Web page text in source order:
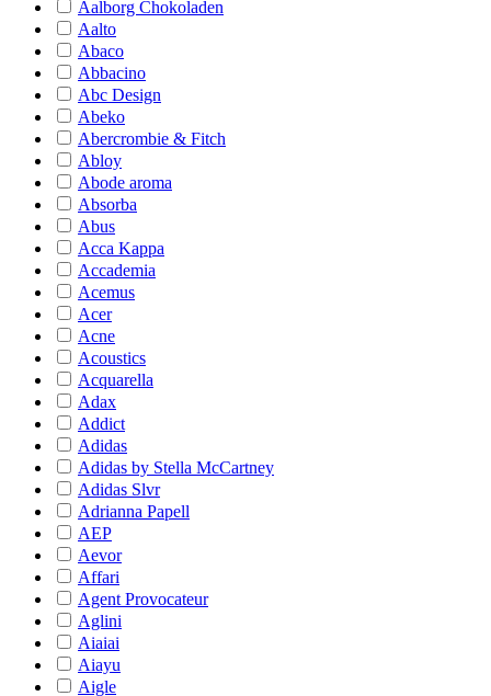
Aalborg Chokoladen
Aalto
Abaco
Abbacino
Abc Design
Abeko
Abercrombie & Fitch
Abloy
Abode aroma
Absorba
Abus
Acca Kappa
Accademia
Acemus
Acer
Acne
Acoustics
Acquarella
Adax
Addict
Adidas
Adidas by Stella McCartney
Adidas Slvr
Adrianna Papell
AEP
Aevor
Affari
Agent Provocateur
Aglini
Aiaiai
Aiayu
Aigle